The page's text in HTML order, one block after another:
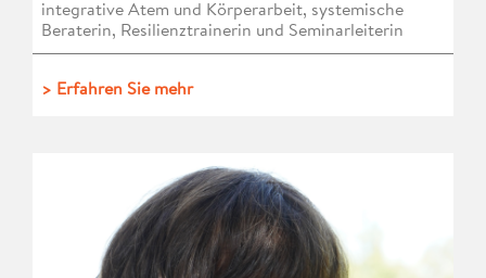
integrative Atem und Körperarbeit, systemische
Beraterin, Resilienztrainerin und Seminarleiterin
> Erfahren Sie mehr